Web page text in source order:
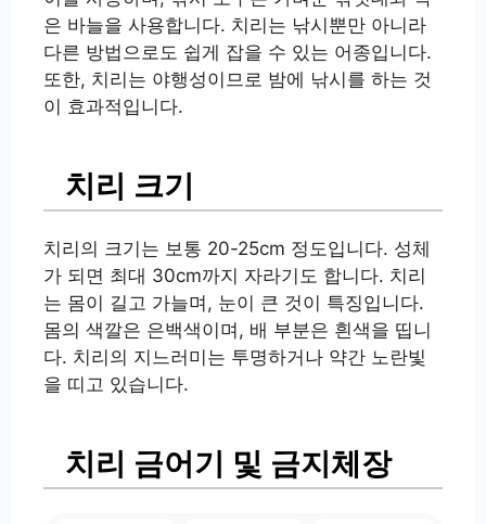
은 바늘을 사용합니다. 치리는 낚시뿐만 아니라
다른 방법으로도 쉽게 잡을 수 있는 어종입니다.
또한, 치리는 야행성이므로 밤에 낚시를 하는 것
이 효과적입니다.
치리 크기
치리의 크기는 보통 20-25cm 정도입니다. 성체
가 되면 최대 30cm까지 자라기도 합니다. 치리
는 몸이 길고 가늘며, 눈이 큰 것이 특징입니다.
몸의 색깔은 은백색이며, 배 부분은 흰색을 띱니
다. 치리의 지느러미는 투명하거나 약간 노란빛
을 띠고 있습니다.
치리 금어기 및 금지체장